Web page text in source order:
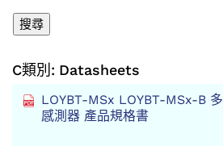
C類別: Datasheets
LOYBT-MSx LOYBT-MSx-B 多
感測器 產品規格書